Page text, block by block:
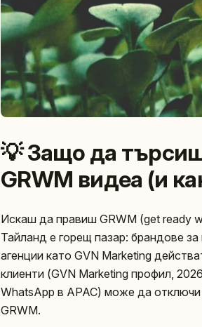
💡 Защо да
GRWM видеа (и
Искаш да правиш GRWM (get ready
Тайланд е горещ пазар: брандове
агенции като GVN Marketing
клиенти (GVN Marketing профил,
WhatsApp в APAC) може да
GRWM.